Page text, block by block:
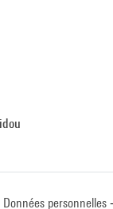
Données personnelles